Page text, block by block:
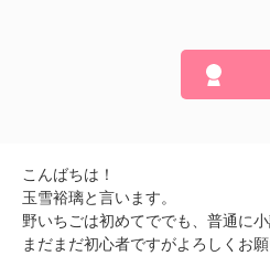
こんばちは！
玉雪裕璃と言います。
野いちごは初めてででも、普通に
まだまだ初心者ですがよろしくお